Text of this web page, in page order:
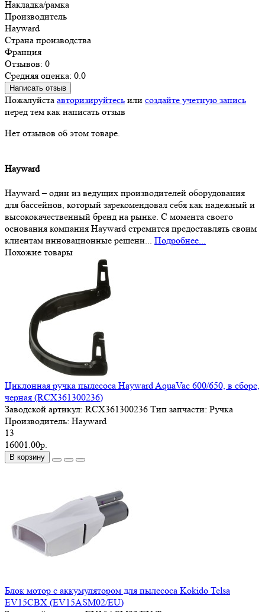
Накладка/рамка
Производитель
Hayward
Страна производства
Франция
Отзывов: 0
Средняя оценка: 0.0
Написать отзыв
Пожалуйста авторизируйтесь или создайте учетную запись
перед тем как написать отзыв
Нет отзывов об этом товаре.
Hayward
Hayward – один из ведущих производителей оборудования
для бассейнов, который зарекомендовал себя как надежный и
высококачественный бренд на рынке. С момента своего
основания компания Hayward стремится предоставлять своим
клиентам инновационные решени... Подробнее...
Похожие товары
Циклонная ручка пылесоса Hayward AquaVac 600/650, в сборе,
черная (RCX361300236)
Заводской артикул: RCX361300236 Тип запчасти: Ручка
Производитель: Hayward
13
16001.00р.
В корзину
Блок мотор с аккумулятором для пылесоса Kokido Telsa
EV15CBX (EV15ASM02/EU)